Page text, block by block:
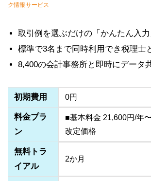
ク情報サービス
取引例を選ぶだけの「かんたん入
標準で3名まで同時利用でき税理士
8,400の会計事務所と即時にデータ
初期費用 0円
料金プラ
ン
■基本料金 21,600円/年
改定価格
無料トラ
イアル
2か月